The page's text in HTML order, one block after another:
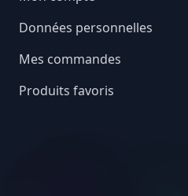
Données personnelles
Mes commandes
Produits favoris